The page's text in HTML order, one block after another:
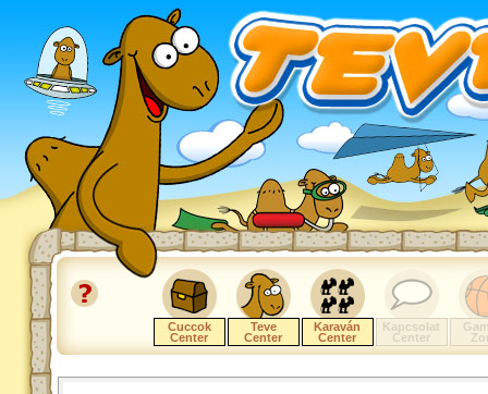
Cuccok
Center
Teve
Center
Karaván
Center
Kapcsolat
Center